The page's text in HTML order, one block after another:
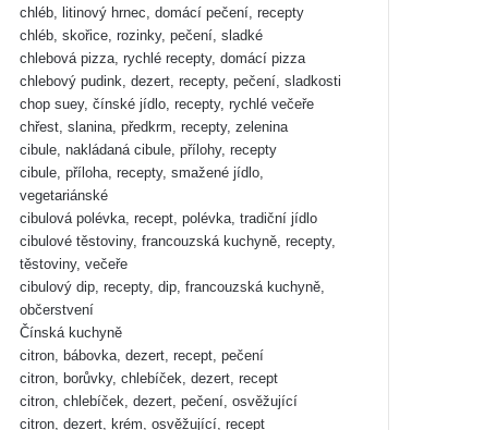
chléb, litinový hrnec, domácí pečení, recepty
chléb, skořice, rozinky, pečení, sladké
chlebová pizza, rychlé recepty, domácí pizza
chlebový pudink, dezert, recepty, pečení, sladkosti
chop suey, čínské jídlo, recepty, rychlé večeře
chřest, slanina, předkrm, recepty, zelenina
cibule, nakládaná cibule, přílohy, recepty
cibule, příloha, recepty, smažené jídlo,
vegetariánské
cibulová polévka, recept, polévka, tradiční jídlo
cibulové těstoviny, francouzská kuchyně, recepty,
těstoviny, večeře
cibulový dip, recepty, dip, francouzská kuchyně,
občerstvení
Čínská kuchyně
citron, bábovka, dezert, recept, pečení
citron, borůvky, chlebíček, dezert, recept
citron, chlebíček, dezert, pečení, osvěžující
citron, dezert, krém, osvěžující, recept